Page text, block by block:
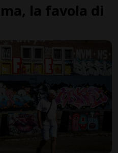
la favola di